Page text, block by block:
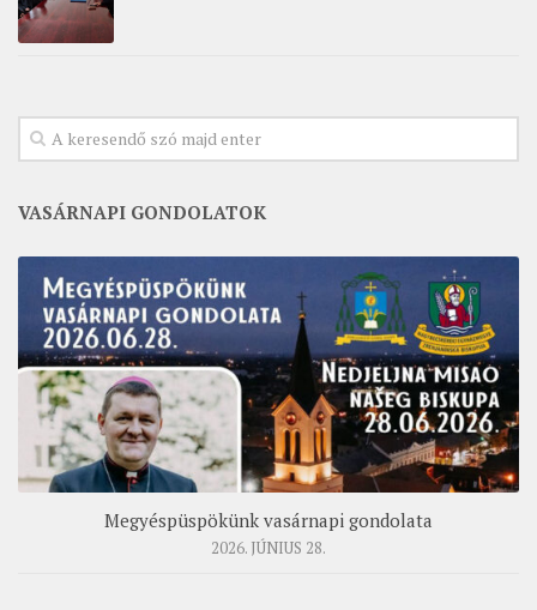
VASÁRNAPI GONDOLATOK
Megyéspüspökünk vasárnapi gondolata
2026. JÚNIUS 28.